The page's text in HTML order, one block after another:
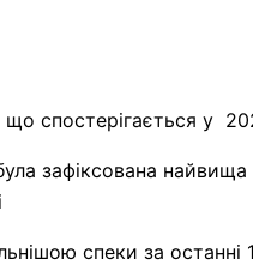
спостерігається у
зафіксована
спеки за останні